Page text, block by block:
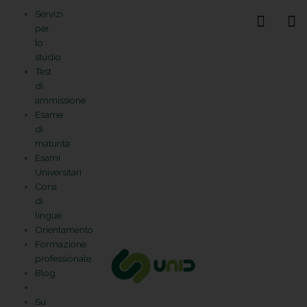
contenuto
Servizi
per
lo
studio
Test
di
ammissione
Esame
di
maturità
Esami
Universitari
Corsi
di
lingue
Orientamento
Formazione
professionale
Blog
Su